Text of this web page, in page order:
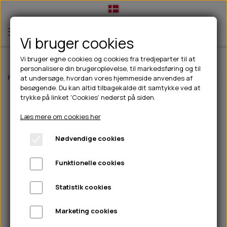
TIL HUND
💧FODER- VANDSKÅLE
CHICOPEE
GODBIDSTASKE
HALSBÅND
🦴 GODBIDDER & SNACKS
🍖 SMAGSVARIANTER
🎾 LEGETØJ
TÆNDER, ØRE, ØJE, POTER & NÆSE
🐾 UDSTYR & KOMFORT
TIL HUNDEEJER
DRIKKEFLASKER/TERMOFLASKER
HUER OG VANTER
PINEWOOD SALES
TIL KAT
TILBUD
NYHEDER
ABONNEMENT
Forside Til hunde Godbidder & Snacks 100% Naturlig snack
Vi bruger cookies
Vi bruger egne cookies og cookies fra tredjeparter til at
personalisere din brugeroplevelse, til markedsføring og til
at undersøge, hvordan vores hjemmeside anvendes af
besøgende. Du kan altid tilbagekalde dit samtykke ved at
trykke på linket 'Cookies' nederst på siden.
Læs mere om cookies her
Nødvendige cookies
Funktionelle cookies
Statistik cookies
Marketing cookies